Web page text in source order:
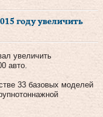
году увеличить
увеличить
авто.
33 базовых моделей